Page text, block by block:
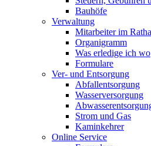
Bauhöfe
Verwaltung
Mitarbeiter im
Organigramm
Was erledige ich wo
Formulare
Ver- und Entsorgung
Abfallentsorgung
Wasserversorgung
Strom und Gas
Kaminkehrer
Online Service